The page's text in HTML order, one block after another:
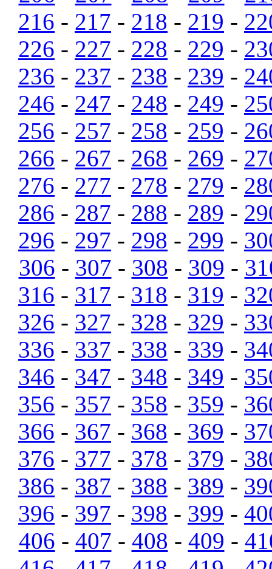
216 - 217 - 218 - 219 -
226 - 227 - 228 - 229 -
236 - 237 - 238 - 239 -
246 - 247 - 248 - 249 -
256 - 257 - 258 - 259 -
266 - 267 - 268 - 269 -
276 - 277 - 278 - 279 -
286 - 287 - 288 - 289 -
296 - 297 - 298 - 299 -
306 - 307 - 308 - 309 -
316 - 317 - 318 - 319 -
326 - 327 - 328 - 329 -
336 - 337 - 338 - 339 -
346 - 347 - 348 - 349 -
356 - 357 - 358 - 359 -
366 - 367 - 368 - 369 -
376 - 377 - 378 - 379 -
386 - 387 - 388 - 389 -
396 - 397 - 398 - 399 -
406 - 407 - 408 - 409 -